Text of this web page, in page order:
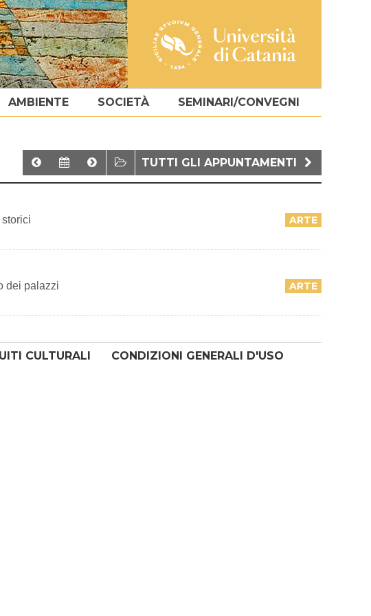
AMBIENTE SOCIETÀ SEMINARI/CONVEGNI
TUTTI GLI APPUNTAMENTI
ARTE
ARTE
dei palazzi
CULTURALI CONDIZIONI GENERALI D'USO